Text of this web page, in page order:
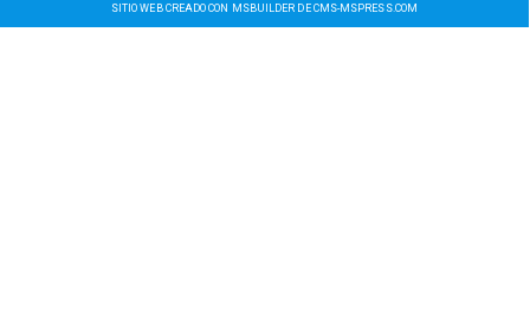
SITIO WEB CREADO CON MSBUILDER DE CMS-MSPRESS.COM